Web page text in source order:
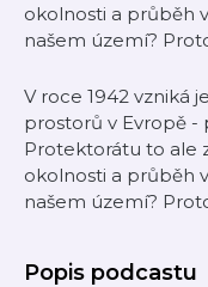
okolnosti a průběh
našem území?
V roce 1942 vzniká
prostorů v Evropě
Protektorátu to ale
okolnosti a průběh
našem území?
Popis podcastu